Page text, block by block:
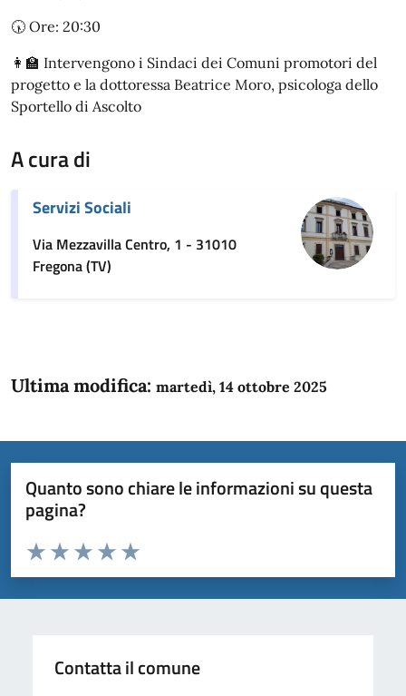
🕠 Ore: 20:30
👩‍🏫 Intervengono i Sindaci dei Comuni promotori del
progetto e la dottoressa Beatrice Moro, psicologa dello
Sportello di Ascolto
A cura di
Servizi Sociali
Via Mezzavilla Centro, 1 - 31010
Fregona (TV)
Ultima modifica: martedì, 14 ottobre 2025
Quanto sono chiare le informazioni su questa
pagina?
Domanda
Valuta da 1 a 5 stelle la pagina
Valuta 5 stelle su 5
Valuta 4 stelle su 5
Valuta 3 stelle su 5
Valuta 2 stelle su 5
Valuta 1 stelle su 5
Contatta il comune